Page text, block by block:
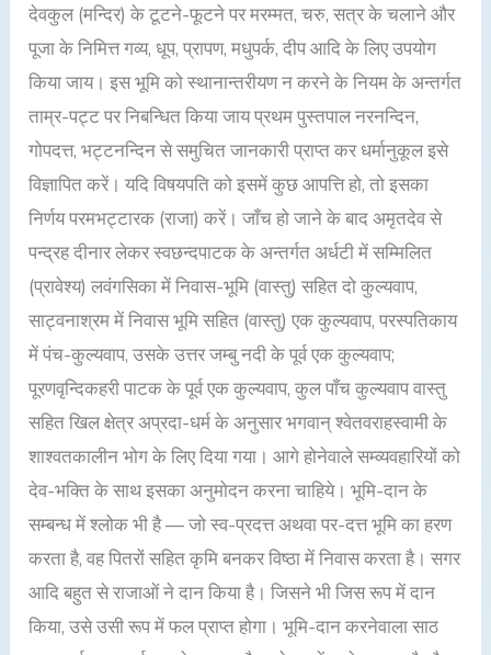
देवकुल (मन्दिर) के टूटने-फूटने पर मरम्मत, चरु, सत्र के चलाने और
पूजा के निमित्त गव्य, धूप, प्रापण, मधुपर्क, दीप आदि के लिए उपयोग
किया जाय। इस भूमि को स्थानान्तरीयण न करने के नियम के अन्तर्गत
ताम्र-पट्ट पर निबन्धित किया जाय प्रथम पुस्तपाल नरनन्दिन,
गोपदत्त, भट्टनन्दिन से समुचित जानकारी प्राप्त कर धर्मानुकूल इसे
विज्ञापित करें। यदि विषयपति को इसमें कुछ आपत्ति हो, तो इसका
निर्णय परमभट्टारक (राजा) करें। जाँच हो जाने के बाद अमृतदेव से
पन्द्रह दीनार लेकर स्वछन्दपाटक के अन्तर्गत अर्धटी में सम्मिलित
(प्रावेश्य) लवंगसिका में निवास-भूमि (वास्तु) सहित दो कुल्यवाप,
साट्वनाश्रम में निवास भूमि सहित (वास्तु) एक कुल्यवाप, परस्पतिकाय
में पंच-कुल्यवाप, उसके उत्तर जम्बु नदी के पूर्व एक कुल्यवाप;
पूरणवृन्दिकहरी पाटक के पूर्व एक कुल्यवाप, कुल पाँच कुल्यवाप वास्तु
सहित खिल क्षेत्र अप्रदा-धर्म के अनुसार भगवान् श्वेतवराहस्वामी के
शाश्वतकालीन भोग के लिए दिया गया। आगे होनेवाले सम्व्यवहारियों को
देव-भक्ति के साथ इसका अनुमोदन करना चाहिये। भूमि-दान के
सम्बन्ध में श्लोक भी है — जो स्व-प्रदत्त अथवा पर-दत्त भूमि का हरण
करता है, वह पितरों सहित कृमि बनकर विष्ठा में निवास करता है। सगर
आदि बहुत से राजाओं ने दान किया है। जिसने भी जिस रूप में दान
किया, उसे उसी रूप में फल प्राप्त होगा। भूमि-दान करनेवाला साठ